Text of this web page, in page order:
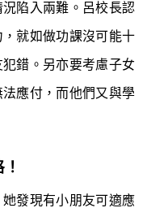
陷入兩難。呂校長認
就如做功課沒可能十
錯。另亦要考慮子女
應付，而他們又與學
發現有小朋友可適應